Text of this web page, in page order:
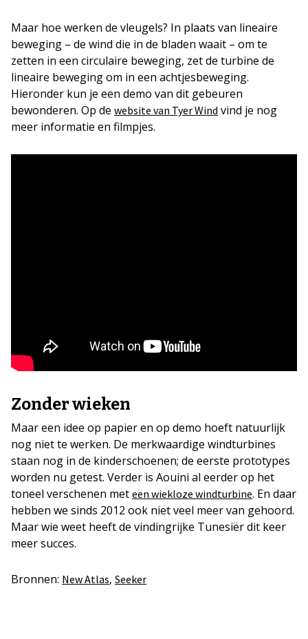
Maar hoe werken de vleugels? In plaats van lineaire
beweging – de wind die in de bladen waait – om te
zetten in een circulaire beweging, zet de turbine de
lineaire beweging om in een achtjesbeweging.
Hieronder kun je een demo van dit gebeuren
bewonderen. Op de website van Tyer Wind vind je nog
meer informatie en filmpjes.
Zonder wieken
Maar een idee op papier en op demo hoeft natuurlijk
nog niet te werken. De merkwaardige windturbines
staan nog in de kinderschoenen; de eerste prototypes
worden nu getest. Verder is Aouini al eerder op het
toneel verschenen met een wiekloze windturbine. En daar
hebben we sinds 2012 ook niet veel meer van gehoord.
Maar wie weet heeft de vindingrijke Tunesiër dit keer
meer succes.
Bronnen: New Atlas, Seeker